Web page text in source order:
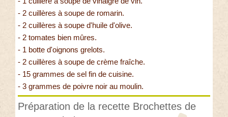
- 2 cuillères à soupe de romarin.
- 2 cuillères à soupe d'huile d'olive.
- 2 tomates bien mûres.
- 1 botte d'oignons grelots.
- 2 cuillères à soupe de crème fraîche.
- 15 grammes de sel fin de cuisine.
- 3 grammes de poivre noir au moulin.
Préparation de la recette Brochettes de